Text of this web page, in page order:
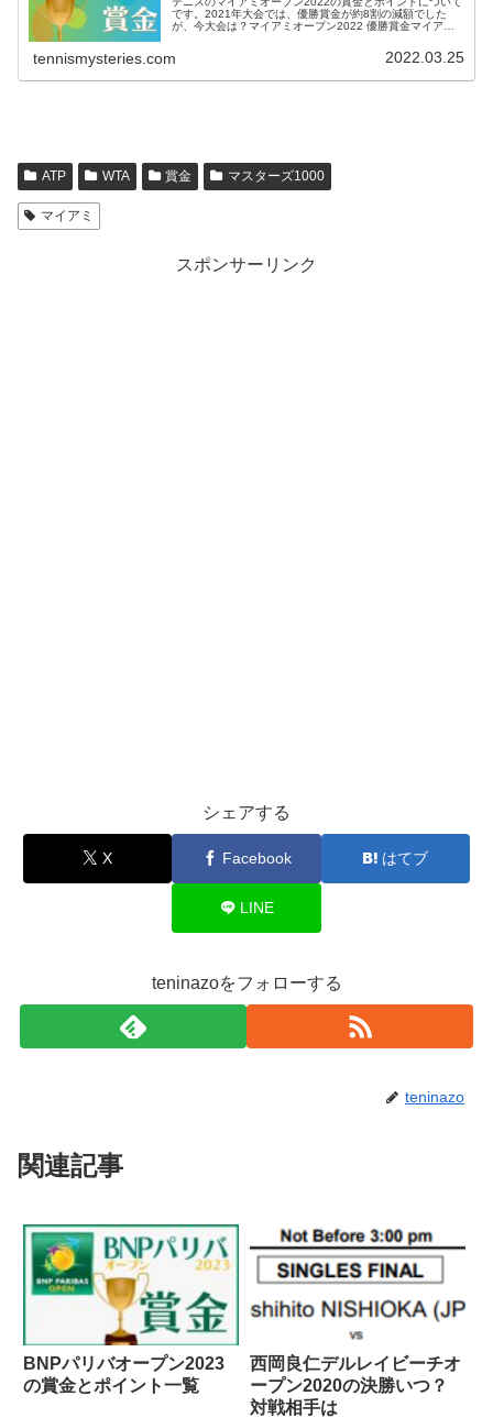
です。2021年大会では、優勝賞金が約8割の減額でした
が、今大会は？マイアミオープン2022 優勝賞金マイアミ
tennismysteries.com 2022.03.25
ATP WTA 賞金 マスターズ1000
マイアミ
スポンサーリンク
シェアする
X Facebook はてブ
LINE
teninazoをフォローする
teninazo
関連記事
BNPパリバオープン2023
の賞金とポイント一覧
西岡良仁デルレイビーチオ
ープン2020の決勝いつ？
対戦相手は